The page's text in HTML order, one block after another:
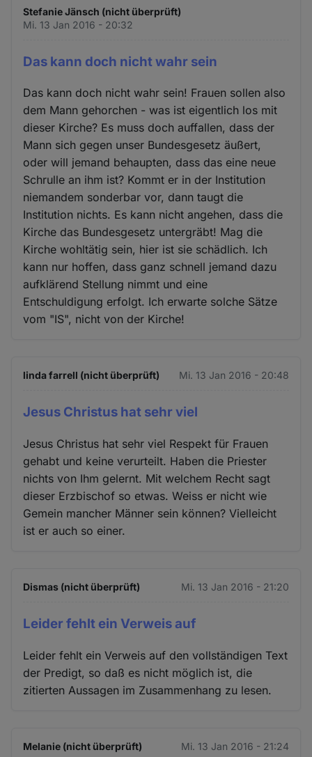
Stefanie Jänsch (nicht überprüft)
Mi. 13 Jan 2016 - 20:32
Das kann doch nicht wahr sein
Das kann doch nicht wahr sein! Frauen sollen also
dem Mann gehorchen - was ist eigentlich los mit
dieser Kirche? Es muss doch auffallen, dass der
Mann sich gegen unser Bundesgesetz äußert,
oder will jemand behaupten, dass das eine neue
Schrulle an ihm ist? Kommt er in der Institution
niemandem sonderbar vor, dann taugt die
Institution nichts. Es kann nicht angehen, dass die
Kirche das Bundesgesetz untergräbt! Mag die
Kirche wohltätig sein, hier ist sie schädlich. Ich
kann nur hoffen, dass ganz schnell jemand dazu
aufklärend Stellung nimmt und eine
Entschuldigung erfolgt. Ich erwarte solche Sätze
vom "IS", nicht von der Kirche!
linda farrell (nicht überprüft) Mi. 13 Jan 2016 - 20:48
Jesus Christus hat sehr viel
Jesus Christus hat sehr viel Respekt für Frauen
gehabt und keine verurteilt. Haben die Priester
nichts von Ihm gelernt. Mit welchem Recht sagt
dieser Erzbischof so etwas. Weiss er nicht wie
Gemein mancher Männer sein können? Vielleicht
ist er auch so einer.
Dismas (nicht überprüft) Mi. 13 Jan 2016 - 21:20
Leider fehlt ein Verweis auf
Leider fehlt ein Verweis auf den vollständigen Text
der Predigt, so daß es nicht möglich ist, die
zitierten Aussagen im Zusammenhang zu lesen.
Melanie (nicht überprüft) Mi. 13 Jan 2016 - 21:24